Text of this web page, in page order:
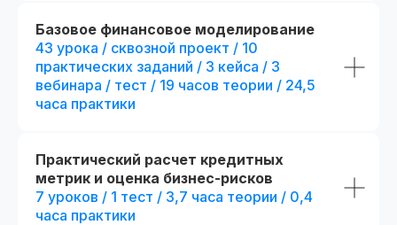
Базовое финансовое моделирование
43 урока / сквозной проект / 10
практических заданий / 3 кейса / 3
вебинара / тест / 19 часов теории / 24,5
часа практики
Практический расчет кредитных
метрик и оценка бизнес-рисков
7 уроков / 1 тест / 3,7 часа теории / 0,4
часа практики
Лицензия на осуществление
образовательной деятельности
Диплом о прохождении курса
Удостоверение о
квалификации